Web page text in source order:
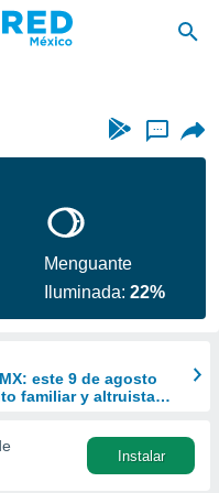
...
Menguante
Iluminada:22%
este 9 de agosto
familiar y altruista
Instalar